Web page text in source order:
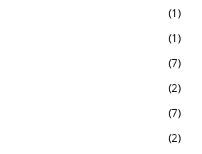
1
1
7
2
7
2